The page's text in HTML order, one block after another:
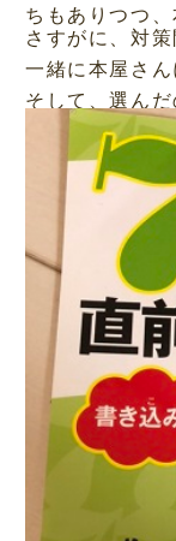
ちもありつつ
さすがに、対
一緒に本屋さん
そして、選んだ